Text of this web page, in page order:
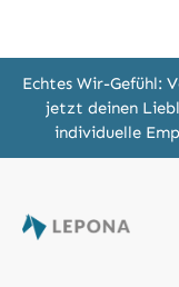
Echtes Wir-Gefühl:
jetzt deinen
individuelle